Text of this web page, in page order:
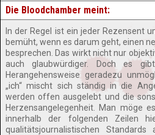
Die Bloodchamber meint:
In der Regel ist ein jeder Rezensent
bemüht, wenn es darum geht, einen
besprechen. Das wirkt nicht nur
auch glaubwürdiger. Doch es
Herangehensweise geradezu
„ich“ mischt sich ständig in die
werden offen ausgelebt und die
Herzensangelegenheit. Man möge
innerhalb der folgenden Zeilen
qualitätsjournalistischen